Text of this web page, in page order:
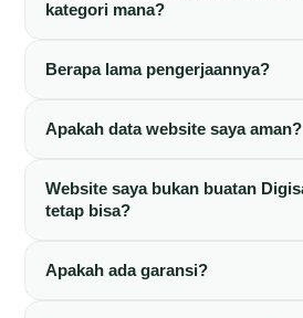
kategori mana?
Berapa lama pengerjaannya?
Apakah data website saya aman?
Website saya bukan buatan
tetap bisa?
Apakah ada garansi?